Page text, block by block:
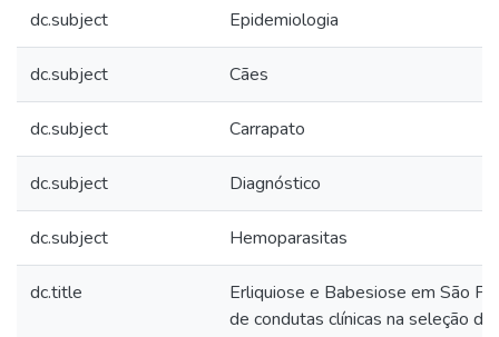
dc.subject Epidemiologia
dc.subject Cães
dc.subject Carrapato
dc.subject Diagnóstico
dc.subject Hemoparasitas
dc.title
Erliquiose e Babesiose em São
de condutas clínicas na seleção